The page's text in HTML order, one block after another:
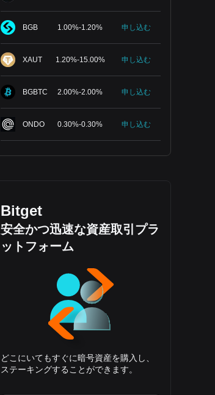
BGB 1.00%-1.20% 申し込む
XAUT 1.20%-15.00% 申し込む
BGBTC 2.00%-2.00% 申し込む
ONDO 0.30%-0.30% 申し込む
Bitget
安全かつ迅速な資産取引プラ
ットフォーム
どこにいてもすぐに暗号資産を購入し、
ステーキングすることができます。